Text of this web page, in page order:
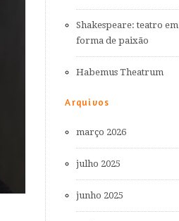
Shakespeare: teatro em
forma de paixão
Habemus Theatrum
Arquivos
março 2026
julho 2025
junho 2025